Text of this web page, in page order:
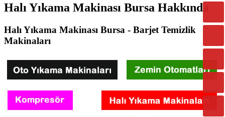
Halı Yıkama Makinası Bursa Hakkında
Halı Yıkama Makinası Bursa - Barjet Temizlik
Makinaları